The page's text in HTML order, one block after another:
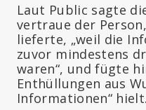
Laut Public sagte
vertraue der
lieferte, „weil die
zuvor mindestens
waren“, und fügte
Enthüllungen aus
Informationen“ hielt.